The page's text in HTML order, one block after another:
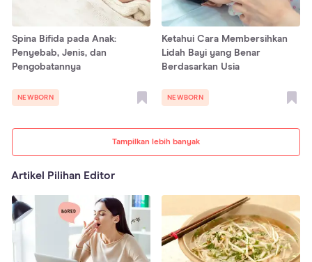
Tampilkan lebih banyak
Spina Bifida pada Anak:
Penyebab, Jenis, dan
Pengobatannya
NEWBORN
Ketahui Cara Membersihkan
Lidah Bayi yang Benar
Berdasarkan Usia
NEWBORN
Artikel Pilihan Editor